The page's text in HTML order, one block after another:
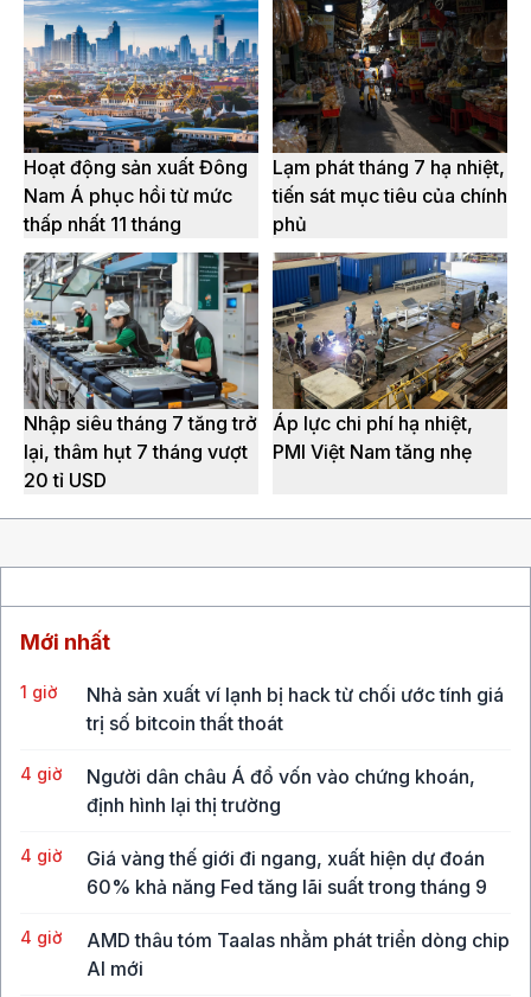
Hoạt động sản xuất Đông
Nam Á phục hồi từ mức
thấp nhất 11 tháng
Lạm phát tháng 7 hạ nhiệt,
tiến sát mục tiêu của chính
phủ
Nhập siêu tháng 7 tăng trở
lại, thâm hụt 7 tháng vượt
20 tỉ USD
Áp lực chi phí hạ nhiệt,
PMI Việt Nam tăng nhẹ
Mới nhất
1 giờ
Nhà sản xuất ví lạnh bị hack từ chối ước tính giá
trị số bitcoin thất thoát
4 giờ
Người dân châu Á đổ vốn vào chứng khoán,
định hình lại thị trường
4 giờ
Giá vàng thế giới đi ngang, xuất hiện dự đoán
60% khả năng Fed tăng lãi suất trong tháng 9
4 giờ
AMD thâu tóm Taalas nhằm phát triển dòng chip
AI mới